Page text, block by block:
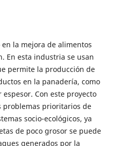
la mejora de alimentos
En esta industria se usan
permite la producción de
en la panadería, como
Con este proyecto
problemas prioritarios de
socio-ecológicos, ya
de poco grosor se puede
generados por la